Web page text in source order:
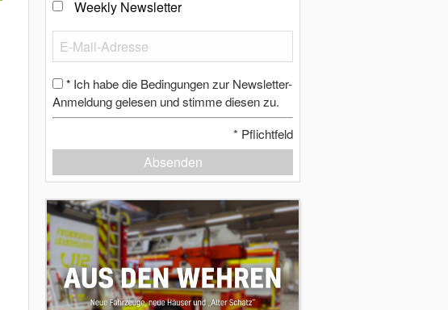
Weekly Newsletter
* Ich habe die Bedingungen zur Newsletter-
Anmeldung gelesen und stimme diesen zu.
* Pflichtfeld
Absenden